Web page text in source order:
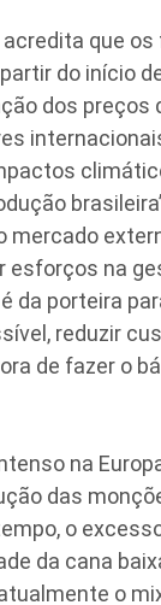
que
do início
dos preços
mercado
esforços na
da porteira
reduzir
de fazer o
na
das
o
da cana
o